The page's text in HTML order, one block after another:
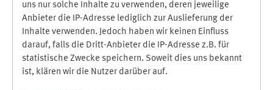
uns nur solche Inhalte zu verwenden, deren jeweilige
Anbieter die IP-Adresse lediglich zur Auslieferung der
Inhalte verwenden. Jedoch haben wir keinen Einfluss
darauf, falls die Dritt-Anbieter die IP-Adresse z.B. für
statistische Zwecke speichern. Soweit dies uns bekannt
ist, klären wir die Nutzer darüber auf.